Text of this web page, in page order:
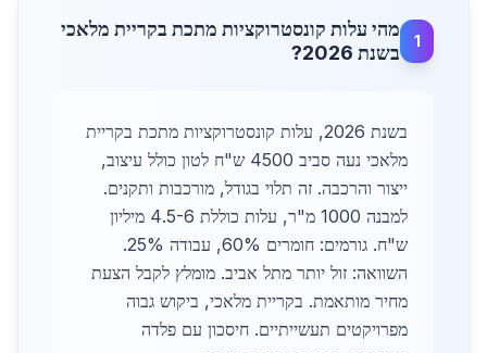
1
מהי עלות קונסטרוקציות מתכת בקריית מלאכי
בשנת 2026?
בשנת 2026, עלות קונסטרוקציות מתכת בקריית
מלאכי נעה סביב 4500 ש"ח לטון כולל עיצוב,
ייצור והרכבה. זה תלוי בגודל, מורכבות ותקנים.
למבנה 1000 מ"ר, עלות כוללת 4.5-6 מיליון
ש"ח. גורמים: חומרים 60%, עבודה 25%.
השוואה: זול יותר מתל אביב. מומלץ לקבל הצעת
מחיר מותאמת. בקריית מלאכי, ביקוש גבוה
מפרויקטים תעשייתיים. חיסכון עם פלדה